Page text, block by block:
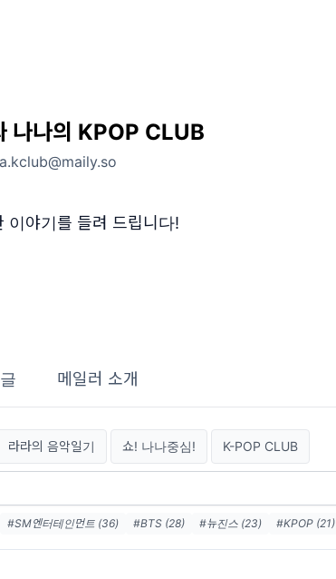
나나의 KPOP CLUB
이야기를 들려 드립니다!
메일러 소개
라라의 음악일기 쇼! 나나중심! K-POP CLUB
#SM엔터테인먼트 (36) #BTS (28) #뉴진스 (23) #KPOP (21)